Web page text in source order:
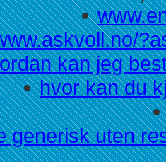
kan jeg
hvor kan du
generisk uten